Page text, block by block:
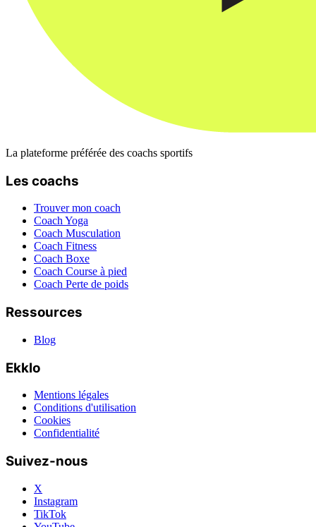
La plateforme préférée des coachs sportifs
Les coachs
Trouver mon coach
Coach Yoga
Coach Musculation
Coach Fitness
Coach Boxe
Coach Course à pied
Coach Perte de poids
Ressources
Blog
Ekklo
Mentions légales
Conditions d'utilisation
Cookies
Confidentialité
Suivez-nous
X
Instagram
TikTok